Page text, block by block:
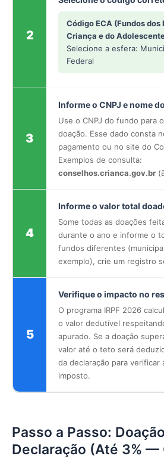
2
Código ECA (Fundos dos
Criança e do
Selecione a esfera:
Federal
3
Informe o CNPJ e nome
Use o CNPJ do fundo para
doação. Esse dado consta
pagamento ou no site do
Exemplos de consulta:
conselhos.crianca.gov.br
4
Informe o valor total
Some todas as doações
durante o ano e informe o
fundos diferentes
exemplo), crie um registro
5
Verifique o impacto no
O programa IRPF 2026
o valor dedutível
apurado. Se a doação
valor até o teto será
da declaração para verificar
imposto.
Passo a Passo:
Declaração (Até 3% —